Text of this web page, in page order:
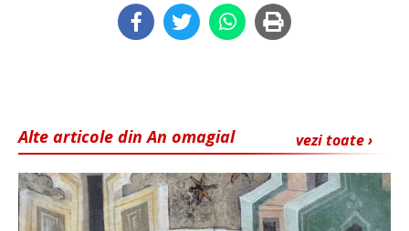
vezi toate ›
Alte articole din An omagial